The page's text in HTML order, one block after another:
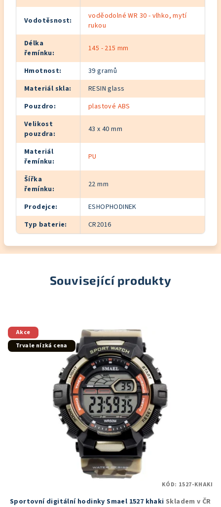
Vodotěsnost:
voděodolné WR 30 - vlhko, mytí
rukou
Délka
řemínku: 145 - 215 mm
Hmotnost:
39 gramů
Materiál skla:
RESIN glass
Pouzdro:
plastové ABS
Velikost
pouzdra: 43 x 40 mm
Materiál
řemínku: PU
Šířka
řemínku: 22 mm
Prodejce:
ESHOPHODINEK
Typ baterie: CR2016
Související produkty
Akce
Trvale nízká cena
Sportovní digitální hodinky Smael 1527 khaki Skladem v ČR
KÓD: 1527-KHAKI